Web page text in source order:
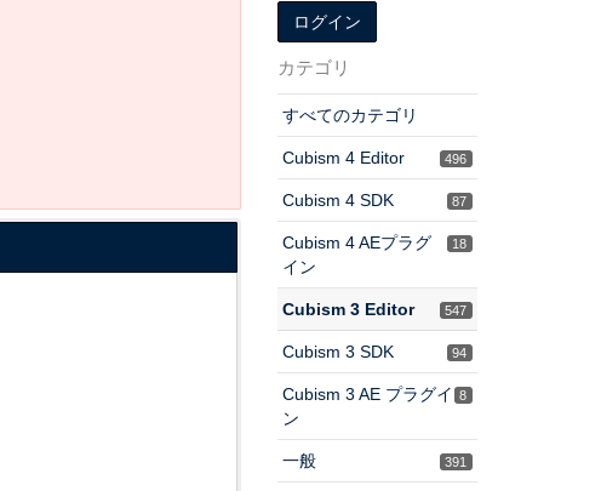
ログイン
カテゴリ
すべてのカテゴリ
496
Cubism 4 Editor
87
Cubism 4 SDK
18
Cubism 4 AEプラグ
イン
547
Cubism 3 Editor
94
Cubism 3 SDK
8
Cubism 3 AE プラグイ
ン
391
一般